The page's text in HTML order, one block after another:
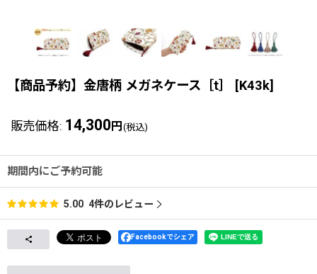
【商品予約】金唐柄 メガネケース［t］ [K43k]
販売価格: 14,300 円 (税込)
期間内にご予約可能
5.00 4件のレビュー
Facebookでシェア